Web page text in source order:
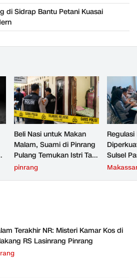
di Sidrap Bantu Petani Kuasai
Beli Nasi untuk Makan
Malam, Suami di Pinrang
Pulang Temukan Istri Tak
Bernyawa di Kamar Kos
pinrang
Sulsel
Terakhir NR: Misteri Kamar Kos di
RS Lasinrang Pinrang